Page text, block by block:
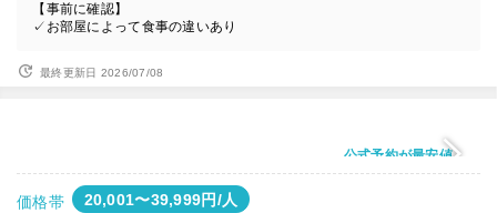
【事前に確認】
✓お部屋によって食事の違いあり
最終更新日 2026/07/08
公式予約が最安値
価格帯 20,001〜39,999円/人